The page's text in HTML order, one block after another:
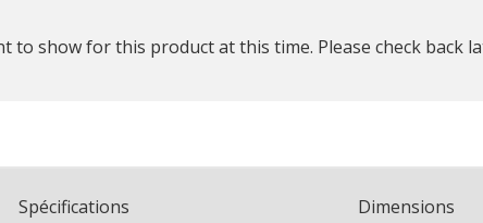
show for this product at this time. Please check back
Spécifications Dimensions